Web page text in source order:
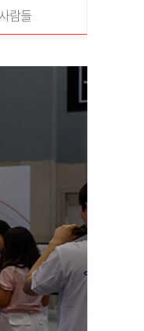
람들